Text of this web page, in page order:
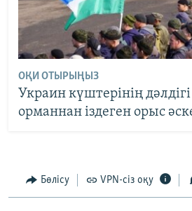
ОҚИ ОТЫРЫҢЫЗ
Украин күштерінің
орманнан іздеген орыс
Бөлісу VPN-сіз оқу